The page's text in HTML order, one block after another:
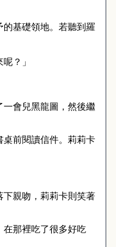
的基礎領地。若聽到羅
？」
會兒黑龍圖，然後繼
前閱讀信件。莉莉卡
親吻，莉莉卡則笑著
在那裡吃了很多好吃